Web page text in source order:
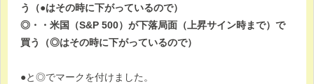
う（●はその時に下がっているので）
◎・・米国（S&P 500）が下落局面（上昇サイン時まで）で
買う（◎はその時に下がっているので）
●と◎でマークを付けました。